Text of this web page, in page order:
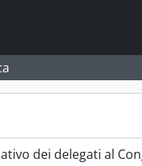
dei delegati al